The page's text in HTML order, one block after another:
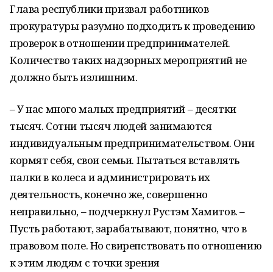
Глава республики призвал работников
прокуратуры разумно подходить к проведению
проверок в отношении предпринимателей.
Количество таких надзорных мероприятий не
должно быть излишним.
– У нас много малых предприятий – десятки
тысяч. Сотни тысяч людей занимаются
индивидуальным предпринимательством. Они
кормят себя, свои семьи. Пытаться вставлять
палки в колеса и администрировать их
деятельность, конечно же, совершенно
неправильно, – подчеркнул Рустэм Хамитов. –
Пусть работают, зарабатывают, понятно, что в
правовом поле. Но свирепствовать по отношению
к этим людям с точки зрения